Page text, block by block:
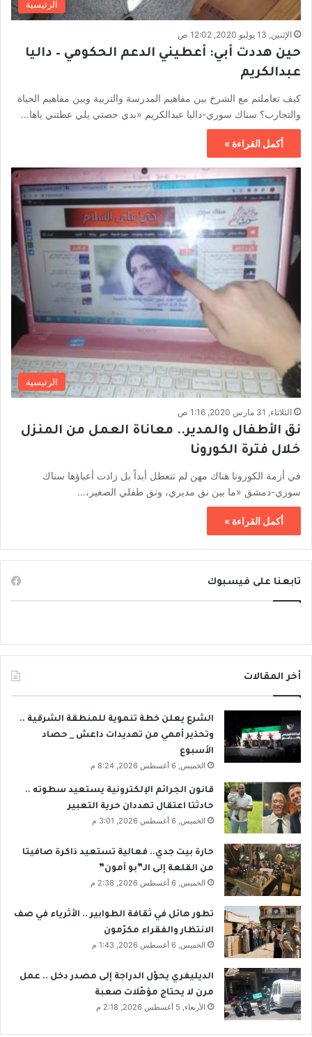
الرئيسية
الإثنين, 13 يوليو 2020, 12:02 ص
حين هددت أبي: أعطيني الدعم الحكومي – داليا
عبدالكريم
كيف تعاملتم مع الشرخ بين مفاهيم المدرسة والتربية وبين مفاهيم الحياة
والتجارب؟ سناك سوري-داليا عبدالكريم «بدي حصتي يلي عطتني ياها…
أكمل القراءة »
الرئيسية
الثلاثاء, 31 مارس 2020, 1:16 ص
نق الأطفال والمدير.. معاناة العمل من المنزل
خلال فترة الكورونا
في أزمة الكورونا هناك مهن لم تتعطل أبداً بل زادت أعباؤها سناك
سوري-دمشق «ما بين نق مديري، ونق طفلي الصغير،…
أكمل القراءة »
تابعنا على فيسبوك
أخر المقالات
الشرع يعلن خطة تنموية للمنطقة الشرقية ..
وتحذير أممي من تهديدات داعش _ حصاد
الأسبوع
الخميس, 6 أغسطس 2026, 8:24 م
قانون الجرائم الإلكترونية يستعيد سطوته ..
حادثتا اعتقال تهددان حرية التعبير
الخميس, 6 أغسطس 2026, 3:01 م
حارة بيت جدي.. فعالية تستعيد ذاكرة صافيتا
من القلعة إلى الـ”بو آمون”
الخميس, 6 أغسطس 2026, 2:38 م
تطور هائل في ثقافة الطوابير .. الأثرياء في صف
الانتظار والفقراء مكرّمون
الخميس, 6 أغسطس 2026, 1:43 م
الديليفري يحوّل الدراجة إلى مصدر دخل .. عمل
مرن لا يحتاج مؤهّلات صعبة
الأربعاء, 5 أغسطس 2026, 2:18 م